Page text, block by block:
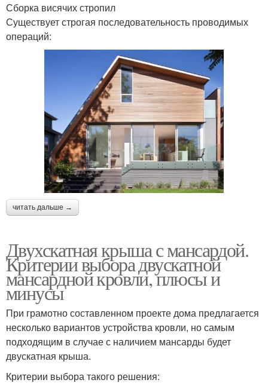
Сборка висячих стропил
Существует строгая последовательность проводимых
операций:
читать дальше →
Двухскатная крыша с мансардой.
Критерии выбора двускатной
мансардной кровли, плюсы и
минусы
При грамотно составленном проекте дома предлагается
несколько вариантов устройства кровли, но самым
подходящим в случае с наличием мансарды будет
двускатная крыша.
Критерии выбора такого решения: